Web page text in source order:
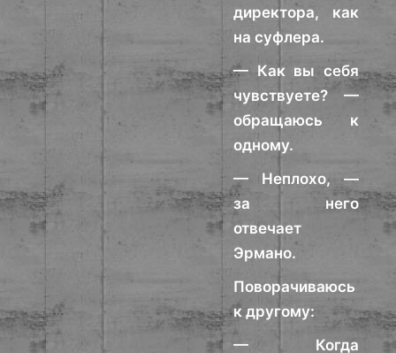
директора, как
на суфлера.
— Как вы себя
чувствуете? —
обращаюсь к
одному.
— Неплохо, —
за него
отвечает
Эрмано.
Поворачиваюсь
к другому:
— Когда